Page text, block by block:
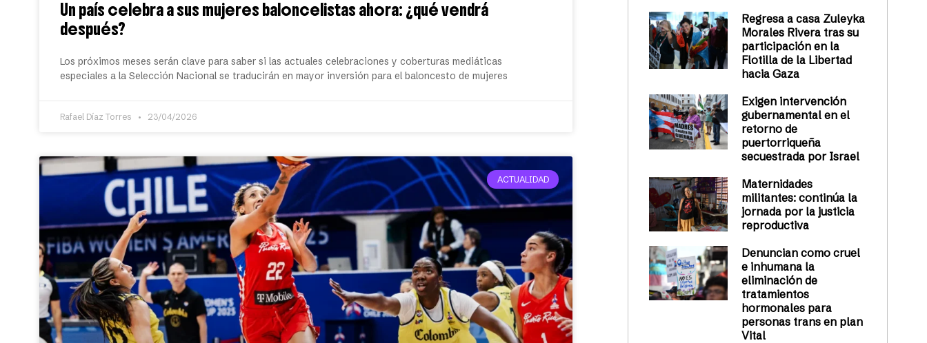
Un país celebra a sus mujeres baloncelistas ahora: ¿qué vendrá
después?
Los próximos meses serán clave para saber si las actuales celebraciones y coberturas mediáticas
especiales a la Selección Nacional se traducirán en mayor inversión para el baloncesto de mujeres
Rafael Díaz Torres 23/04/2026
ACTUALIDAD
Regresa a casa Zuleyka
Morales Rivera tras su
participación en la
Flotilla de la Libertad
hacia Gaza
Exigen intervención
gubernamental en el
retorno de
puertorriqueña
secuestrada por Israel
Maternidades
militantes: continúa la
jornada por la justicia
reproductiva
Denuncian como cruel
e inhumana la
eliminación de
tratamientos
hormonales para
personas trans en plan
Vital